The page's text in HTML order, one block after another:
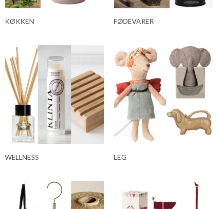
KØKKEN FØDEVARER
WELLNESS LEG